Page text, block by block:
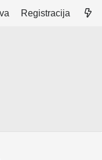
Registracija